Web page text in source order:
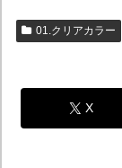
01.クリアカラー
X